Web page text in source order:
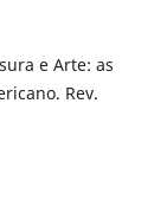
e Arte: as
Rev.